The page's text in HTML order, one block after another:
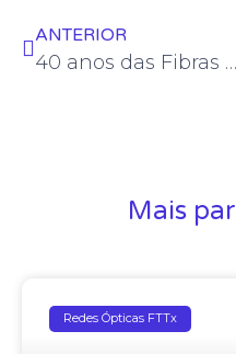
ANTERIOR
40 anos das Fibras Ópticas no Brasil
Mais
Redes Ópticas FTTx